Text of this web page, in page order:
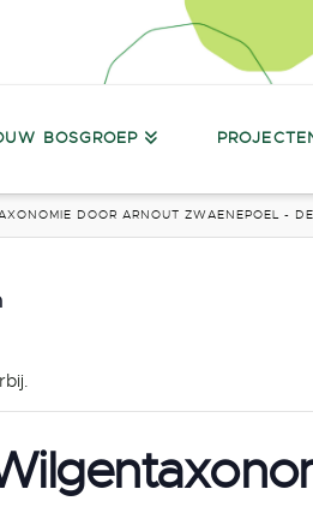
BOSGROEP
DOOR ARNOUT ZWAENEPOEL -